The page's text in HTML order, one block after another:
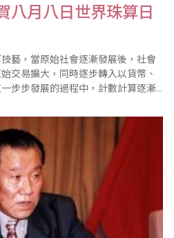
八月八日世界珠算日
藝，當原始社會逐漸發展後，社會
交易擴大，同時逐步轉入以貨幣、
步步發展的過程中，計數計算逐漸
、科學上的需求持續增加，使計算
輔助工具如雨後春筍般的隨之發
積小巧、方便實用..